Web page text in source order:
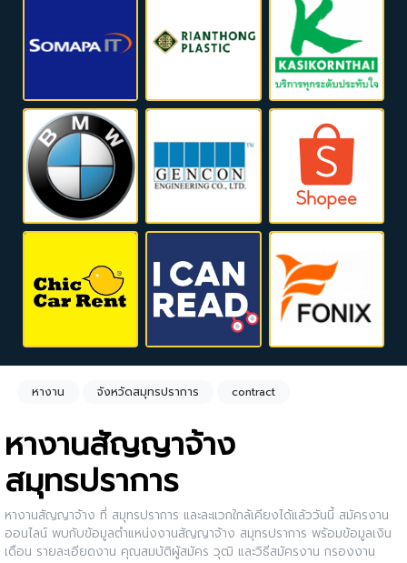
หางาน จังหวัดสมุทรปราการ contract
หางานสัญญาจ้าง
สมุทรปราการ
หางานสัญญาจ้าง ที่ สมุทรปราการ และละแวกใกล้เคียงได้แล้ววันนี้ สมัครงาน
ออนไลน์ พบกับข้อมูลตำแหน่งงานสัญญาจ้าง สมุทรปราการ พร้อมข้อมูลเงิน
เดือน รายละเอียดงาน คุณสมบัติผู้สมัคร วุฒิ และวิธีสมัครงาน กรองงาน